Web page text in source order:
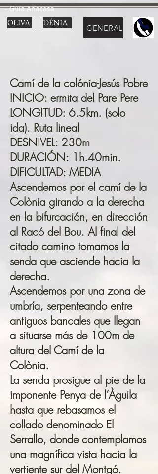
- Guía Anacasa
OLIVA DÉNIA GENERAL
Camí de la colónia-Jesús Pobre
INICIO: ermita del Pare Pere
LONGITUD: 6.5km. (solo
ida). Ruta lineal
DESNIVEL: 230m
DURACIÓN: 1h.40min.
DIFICULTAD: MEDIA
Ascendemos por el camí de la
Colònia girando a la derecha
en la bifurcación, en dirección
al Racó del Bou. Al final del
citado camino tomamos la
senda que asciende hacia la
derecha.
Ascendemos por una zona de
umbría, serpenteando entre
antiguos bancales que llegan
a situarse más de 100m de
altura del Camí de la
Colònia.
La senda prosigue al pie de la
imponente Penya de l’Àguila
hasta que rebasamos el
collado denominado El
Serrallo, donde contemplamos
una magnífica vista hacia la
vertiente sur del Montgó.